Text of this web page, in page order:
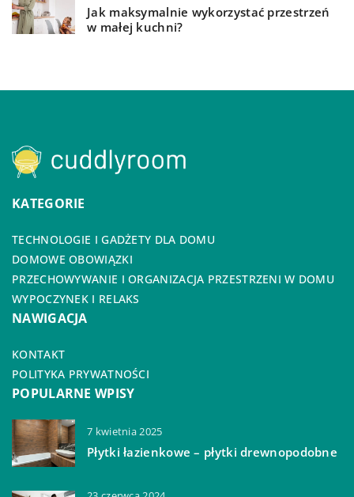
Jak maksymalnie wykorzystać przestrzeń
w małej kuchni?
KATEGORIE
TECHNOLOGIE I GADŻETY DLA DOMU
DOMOWE OBOWIĄZKI
PRZECHOWYWANIE I ORGANIZACJA PRZESTRZENI W DOMU
WYPOCZYNEK I RELAKS
NAWIGACJA
KONTAKT
POLITYKA PRYWATNOŚCI
POPULARNE WPISY
7 kwietnia 2025
Płytki łazienkowe – płytki drewnopodobne